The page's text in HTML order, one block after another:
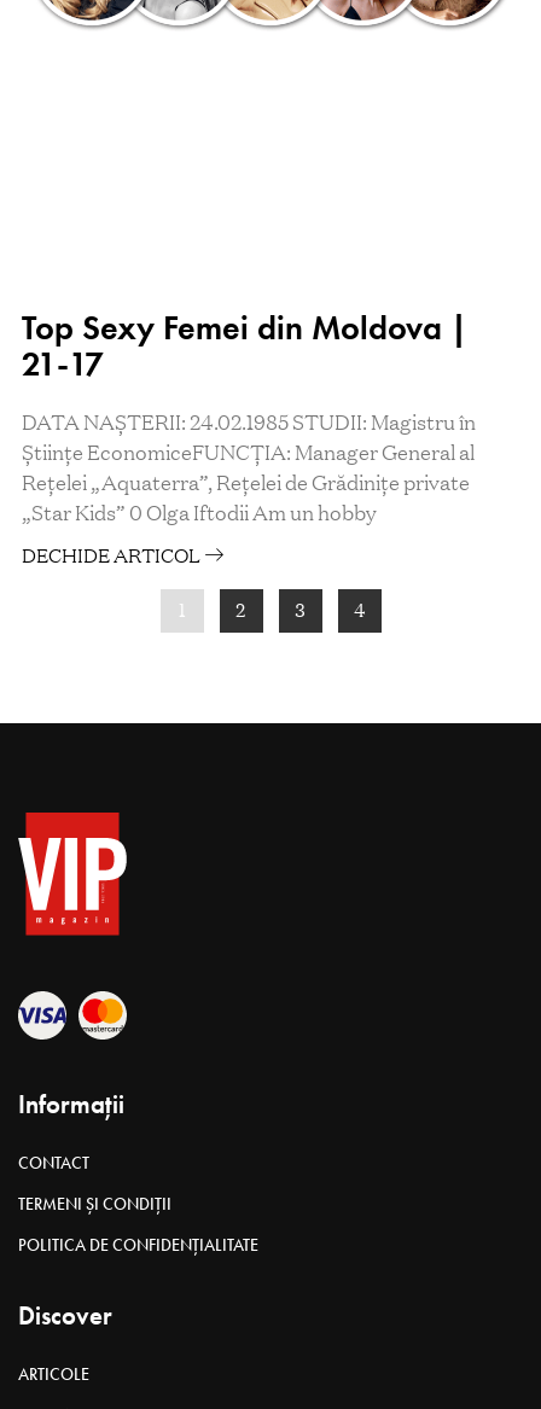
Top Sexy Femei din Moldova |
21-17
DATA NAȘTERII: 24.02.1985 STUDII: Magistru în
Științe EconomiceFUNCȚIA: Manager General al
Rețelei „Aquaterra”, Rețelei de Grădinițe private
„Star Kids” 0 Olga Iftodii Am un hobby
DECHIDE ARTICOL
1 2 3 4
Informații
CONTACT
TERMENI ȘI CONDIȚII
POLITICA DE CONFIDENȚIALITATE
Discover
ARTICOLE